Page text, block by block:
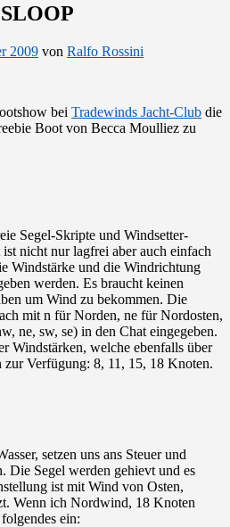
2009 von Ralfo Rossini
bei Tradewinds Jacht-Club die
Boot von Becca Moulliez zu
Segel-Skripte und Windsetter-
nicht nur lagfrei aber auch einfach
Windstärke und die Windrichtung
werden. Es braucht keinen
um Wind zu bekommen. Die
mit n für Norden, ne für Nordosten,
ne, sw, se) in den Chat eingegeben.
Windstärken, welche ebenfalls über
zur Verfügung: 8, 11, 15, 18 Knoten.
setzen uns ans Steuer und
Die Segel werden gehievt und es
ist mit Wind von Osten,
Wenn ich Nordwind, 18 Knoten
ein: